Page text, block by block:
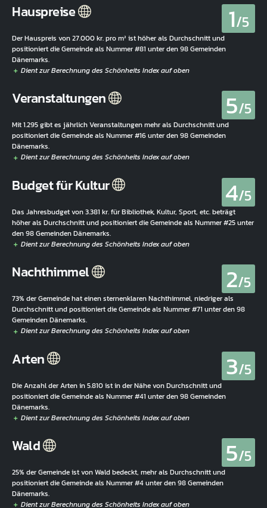
Hauspreise 1/5
Der Hauspreis von 27.000 kr. pro m² ist höher als Durchschnitt und
positioniert die Gemeinde als Nummer #81 unter den 98 Gemeinden
Dänemarks.
Veranstaltungen 5/5
Mit 1.295 gibt es jährlich Veranstaltungen mehr als Durchschnitt und
positioniert die Gemeinde als Nummer #16 unter den 98 Gemeinden
Dänemarks.
Budget für Kultur 4/5
Das Jahresbudget von 3.381 kr. für Bibliothek, Kultur, Sport, etc. beträgt
höher als Durchschnitt und positioniert die Gemeinde als Nummer #25 unter
den 98 Gemeinden Dänemarks.
Nachthimmel 2/5
73% der Gemeinde hat einen sternenklaren Nachthimmel, niedriger als
Durchschnitt und positioniert die Gemeinde als Nummer #71 unter den 98
Gemeinden Dänemarks.
Arten 3/5
Die Anzahl der Arten in 5.810 ist in der Nähe von Durchschnitt und
positioniert die Gemeinde als Nummer #41 unter den 98 Gemeinden
Dänemarks.
Wald 5/5
25% der Gemeinde ist von Wald bedeckt, mehr als Durchschnitt und
positioniert die Gemeinde als Nummer #4 unter den 98 Gemeinden
Dänemarks.